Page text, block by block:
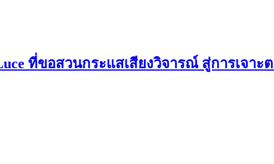
ที่ขอสวนกระแสเสียงวิจารณ์ สู่การเจาะ